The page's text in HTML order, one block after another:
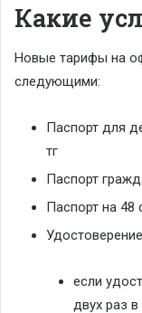
Какие
Новые тарифы на
следующими:
Паспорт для
тг
Паспорт
Паспорт на 48
если
двух раз